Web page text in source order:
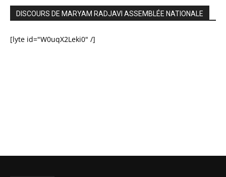
DISCOURS DE MARYAM RADJAVI ASSEMBLÉE NATIONALE
[lyte id="W0uqX2Leki0" /]